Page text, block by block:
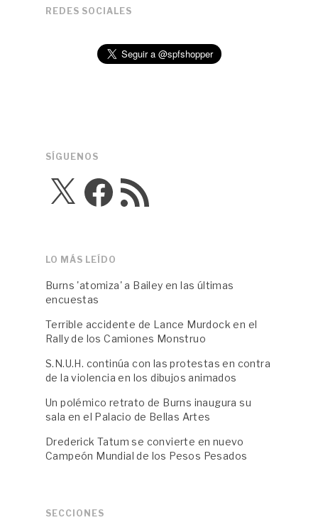
REDES SOCIALES
SÍGUENOS
X FacebookFeed
RSS
LO MÁS LEÍDO
Burns 'atomiza' a Bailey en las últimas
encuestas
Terrible accidente de Lance Murdock en el
Rally de los Camiones Monstruo
S.N.U.H. continúa con las protestas en contra
de la violencia en los dibujos animados
Un polémico retrato de Burns inaugura su
sala en el Palacio de Bellas Artes
Drederick Tatum se convierte en nuevo
Campeón Mundial de los Pesos Pesados
SECCIONES